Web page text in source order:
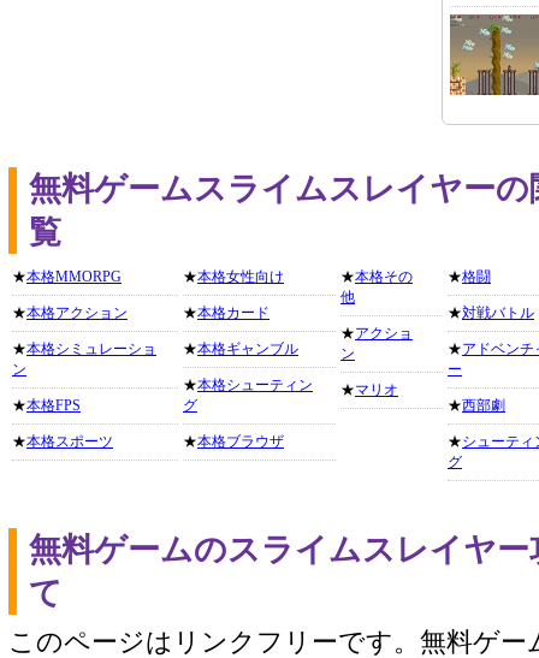
無料ゲームスライムスレイヤー
覧
★本格MMORPG
★本格アクション
★本格シミュレーショ
ン
★本格FPS
★本格スポーツ
★本格女性向け
★本格カード
★本格ギャンブル
★本格シューティン
グ
★本格ブラウザ
★本格その
他
★アクショ
ン
★マリオ
★格闘
★対戦バトル
★アドベンチ
ー
★西部劇
★シューティ
グ
無料ゲームのスライムスレイヤ
て
このページはリンクフリーです。無料ゲー